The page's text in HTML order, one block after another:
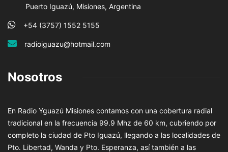
Puerto Iguazú, Misiones, Argentina
+54 (3757) 1552 5155
radioiguazu@hotmail.com
Nosotros
En Radio Yguazú Misiones contamos con una cobertura radial
tradicional en la frecuencia 99.9 Mhz de 60 km, cubriendo por
completo la ciudad de Pto Iguazú, llegando a las localidades de
Pto. Libertad, Wanda y Pto. Esperanza, así también a las